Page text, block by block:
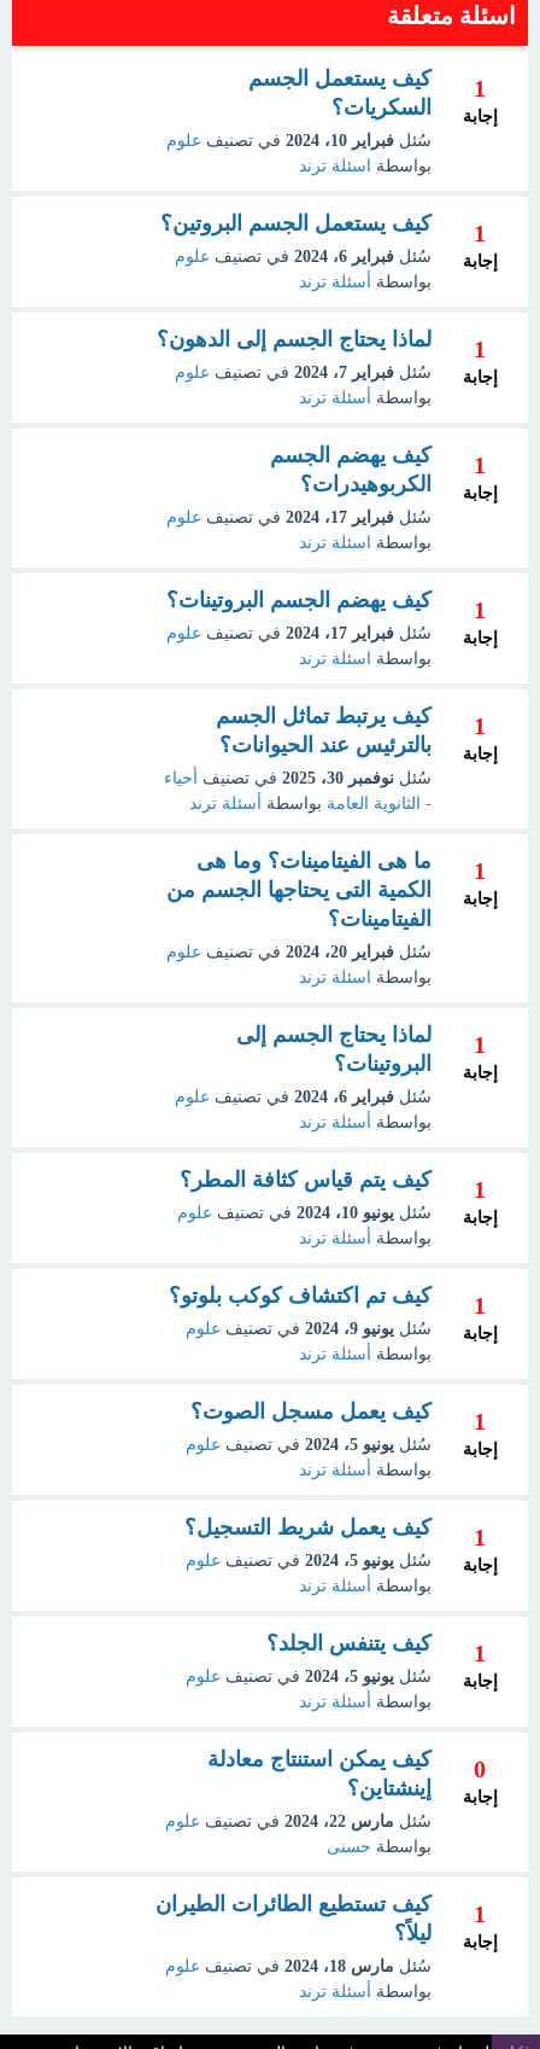
اسئلة متعلقة
1
إجابة
كيف يستعمل الجسم
السكريات؟
سُئل فبراير 10، 2024 في تصنيف علوم
بواسطة
اسئلة ترند
1
إجابة
كيف يستعمل الجسم البروتين؟
سُئل فبراير 6، 2024 في تصنيف علوم
بواسطة
أسئلة ترند
1
إجابة
لماذا يحتاج الجسم إلى الدهون؟
سُئل فبراير 7، 2024 في تصنيف علوم
بواسطة
أسئلة ترند
1
إجابة
كيف يهضم الجسم
الكربوهيدرات؟
سُئل فبراير 17، 2024 في تصنيف علوم
بواسطة
اسئلة ترند
1
إجابة
كيف يهضم الجسم البروتينات؟
سُئل فبراير 17، 2024 في تصنيف علوم
بواسطة
اسئلة ترند
1
إجابة
كيف يرتبط تماثل الجسم
بالترئيس عند الحيوانات؟
سُئل نوفمبر 30، 2025 في تصنيف
أحياء
- الثانوية العامة بواسطة أسئلة ترند
1
إجابة
ما هى الفيتامينات؟ وما هى
الكمية التى يحتاجها الجسم من
الفيتامينات؟
سُئل فبراير 20، 2024 في تصنيف علوم
بواسطة
اسئلة ترند
1
إجابة
لماذا يحتاج الجسم إلى
البروتينات؟
سُئل فبراير 6، 2024 في تصنيف علوم
بواسطة
أسئلة ترند
1
إجابة
كيف يتم قياس كثافة المطر؟
سُئل يونيو 10، 2024 في تصنيف علوم
بواسطة
أسئلة ترند
1
إجابة
كيف تم اكتشاف كوكب بلوتو؟
سُئل يونيو 9، 2024 في تصنيف علوم
بواسطة
أسئلة ترند
1
إجابة
كيف يعمل مسجل الصوت؟
سُئل يونيو 5، 2024 في تصنيف علوم
بواسطة
أسئلة ترند
1
إجابة
كيف يعمل شريط التسجيل؟
سُئل يونيو 5، 2024 في تصنيف علوم
بواسطة
أسئلة ترند
1
إجابة
كيف يتنفس الجلد؟
سُئل يونيو 5، 2024 في تصنيف علوم
بواسطة
أسئلة ترند
0
إجابة
كيف يمكن استنتاج معادلة
إينشتاين؟
سُئل مارس 22، 2024 في تصنيف علوم
بواسطة حسنى
1
إجابة
كيف تستطيع الطائرات الطيران
ليلاً؟
سُئل مارس 18، 2024 في تصنيف علوم
بواسطة
أسئلة ترند